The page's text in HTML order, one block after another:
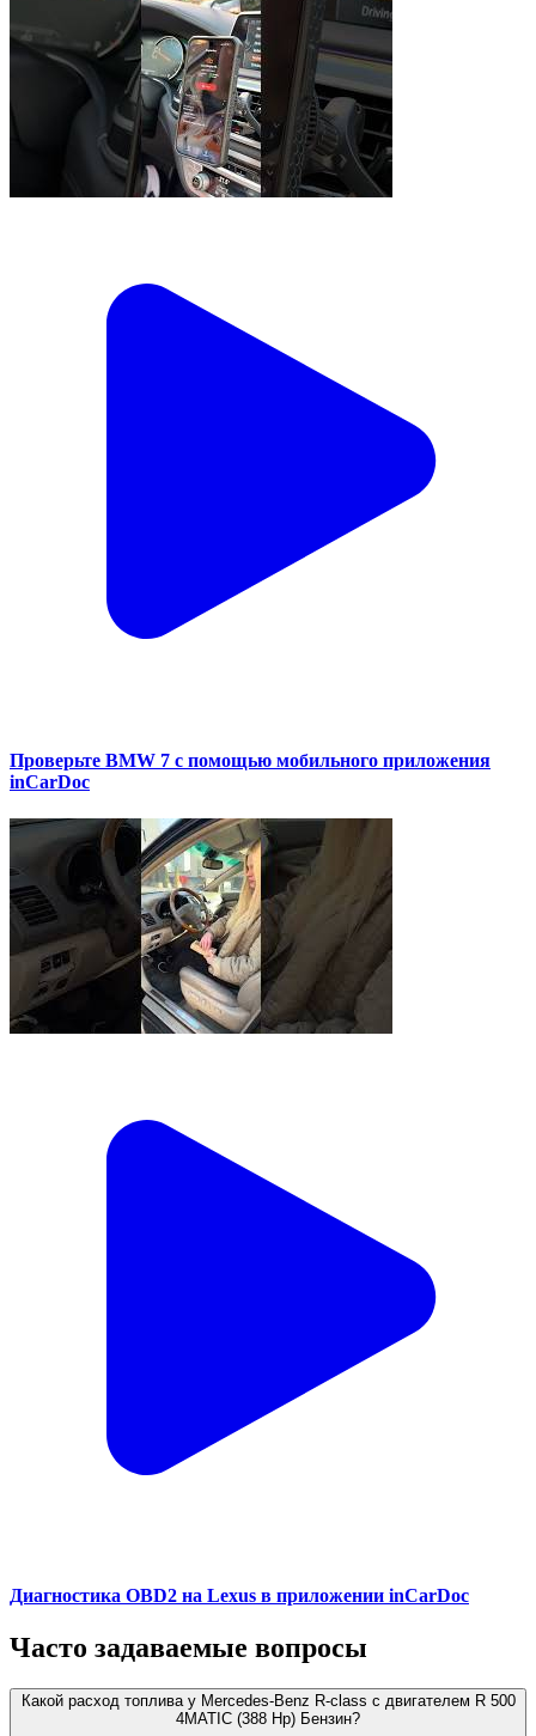
Проверьте BMW 7 с помощью мобильного приложения
inCarDoc
Диагностика OBD2 на Lexus в приложении inCarDoc
Часто задаваемые вопросы
Какой расход топлива у Mercedes-Benz R-class с двигателем R 500
4MATIC (388 Hp) Бензин?